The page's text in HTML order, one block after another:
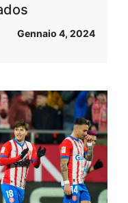
Gennaio 4, 2024